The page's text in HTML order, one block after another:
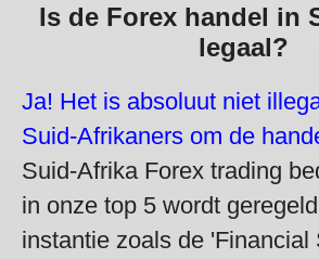
Is de Forex handel in
legaal?
Ja! Het is absoluut niet
Suid-Afrikaners om de
Suid-Afrika Forex trading
in onze top 5 wordt
instantie zoals de 'Financial